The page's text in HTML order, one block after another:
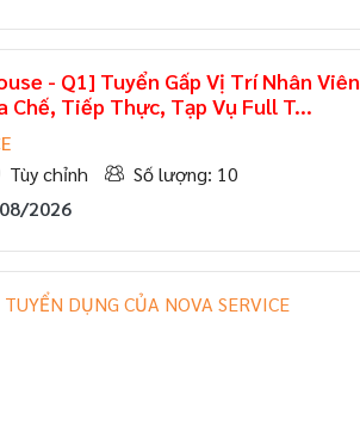
- Q1] Tuyển Gấp Vị Trí Nhân Viên
Chế, Tiếp Thực, Tạp Vụ Full T...
Tùy chỉnh
Số lượng: 10
2026
DỤNG CỦA NOVA SERVICE